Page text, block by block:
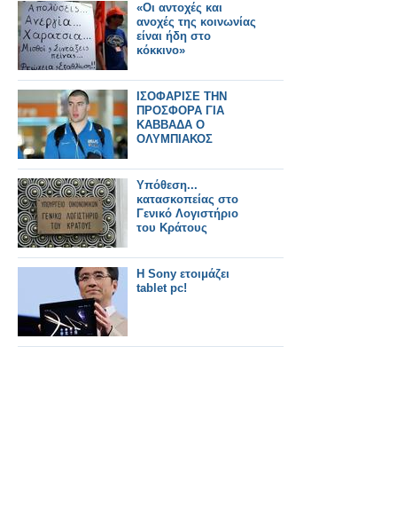
«Οι αντοχές και
ανοχές της κοινωνίας
είναι ήδη στο
κόκκινο»
ΙΣΟΦΑΡΙΣΕ ΤΗΝ
ΠΡΟΣΦΟΡΑ ΓΙΑ
ΚΑΒΒΑΔΑ Ο
ΟΛΥΜΠΙΑΚΟΣ
Υπόθεση...
κατασκοπείας στο
Γενικό Λογιστήριο
του Κράτους
H Sony ετοιμάζει
tablet pc!